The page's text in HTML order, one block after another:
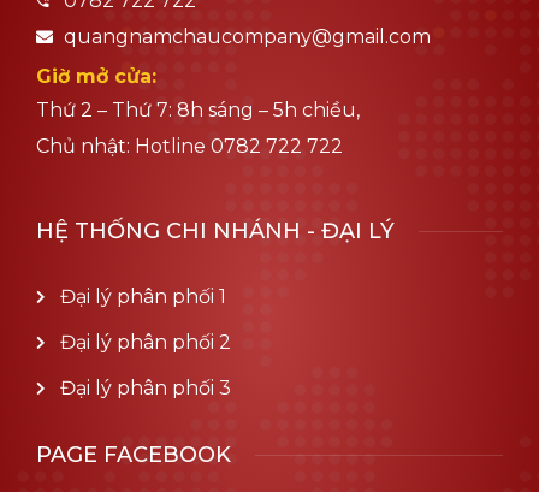
quangnamchaucompany@gmail.com
Giờ mở cửa:
Thứ 2 – Thứ 7: 8h sáng – 5h chiều,
Chủ nhật: Hotline 0782 722 722
HỆ THỐNG CHI NHÁNH - ĐẠI LÝ
Đại lý phân phối 1
Đại lý phân phối 2
Đại lý phân phối 3
PAGE FACEBOOK